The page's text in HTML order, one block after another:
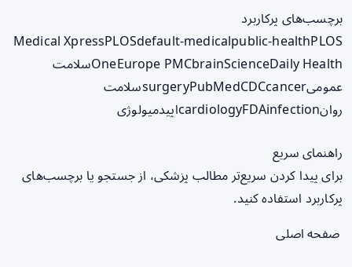
برچسب‌های پرکاربرد
Medical XpressPLOSdefault-medicalpublic-healthPLOS
OneEurope PMCbrainScienceDaily Health
سلامت
عمومی
surgeryPubMedCDCcancer
سلامت
روان
cardiologyFDAinfection اپیدمیولوژی
راهنمای سریع
برای پیدا کردن سریع‌تر مطالب پزشکی، از جستجو یا برچسب‌های
پرکاربرد استفاده کنید.
صفحه اصلی